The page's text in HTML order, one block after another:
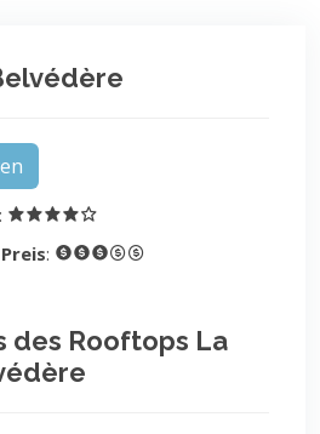
:
:
des Rooftops La